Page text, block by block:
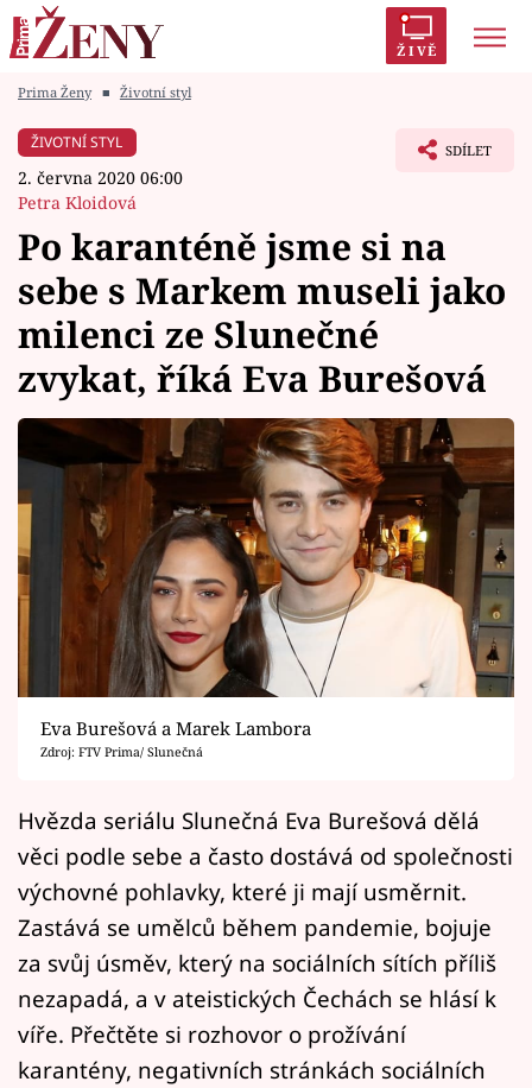
ŽIVĚ
Módní alarm
Témata
Celebrity
Vztahy
Seriály
Horoskopy
Sledujte prima+
Filmový festival Karlovy Vary
Přihlášení
Sledujte nás
Prima Ženy ■ Životní styl
ŽIVOTNÍ STYL
2. června 2020 06:00
Petra Kloidová
SDÍLET
Po karanténě jsme si na
sebe s Markem museli jako
milenci ze Slunečné
zvykat, říká Eva Burešová
Eva Burešová a Marek Lambora
Zdroj: FTV Prima/ Slunečná
Hvězda seriálu Slunečná Eva Burešová dělá
věci podle sebe a často dostává od společnosti
výchovné pohlavky, které ji mají usměrnit.
Zastává se umělců během pandemie, bojuje
za svůj úsměv, který na sociálních sítích příliš
nezapadá, a v ateistických Čechách se hlásí k
víře. Přečtěte si rozhovor o prožívání
karantény, negativních stránkách sociálních